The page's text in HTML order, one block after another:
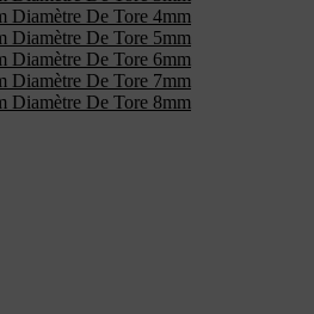
Diamètre De Tore 4mm
Diamètre De Tore 5mm
Diamètre De Tore 6mm
Diamètre De Tore 7mm
Diamètre De Tore 8mm